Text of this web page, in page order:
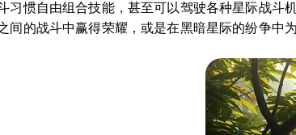
习惯自由组合技能，甚至可以驾驶各种星际战斗
间的战斗中赢得荣耀，或是在黑暗星际的纷争中